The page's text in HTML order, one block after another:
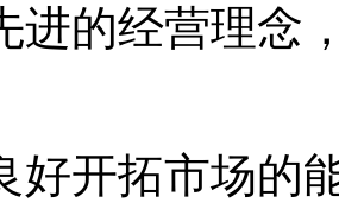
进的经营理念
好开拓市场的